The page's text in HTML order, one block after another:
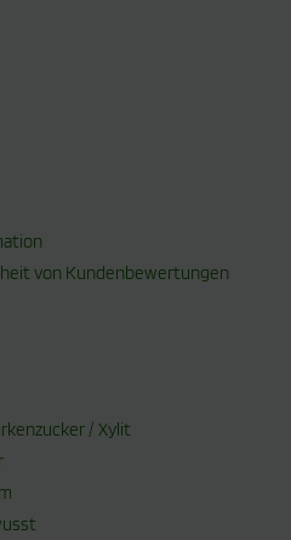
von Kundenbewertungen
/ Xylit